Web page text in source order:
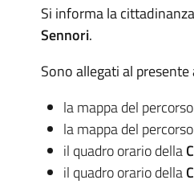
Si informa la
Sennori.
Sono allegati al presente
la mappa del percorso
la mappa del percorso
il quadro orario della
il quadro orario della